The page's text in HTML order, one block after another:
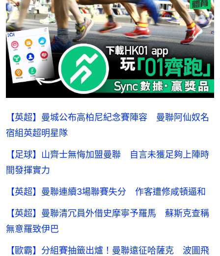
【英超】曼城公布高柏尼紀念賽陣容 曼聯阿仙奴名
宿組英超明星隊
【足球】山齊士無悔加盟曼聯 自言未獲足夠上陣時
間發揮實力
【英超】曼聯連續3場聯賽失分 作客遭修咸頓逼和
【英超】曼聯清冗員外借史摩寧予羅馬 蘇斯克查稱
無意羅致伊巴
【歐霸】分組賽抽籤出爐！曼聯遠征哈薩克 波圖飛